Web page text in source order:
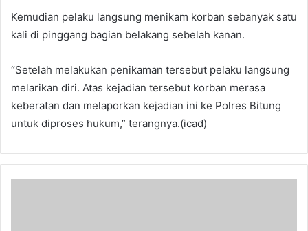
Kemudian pelaku langsung menikam korban sebanyak satu
kali di pinggang bagian belakang sebelah kanan.
“Setelah melakukan penikaman tersebut pelaku langsung
melarikan diri. Atas kejadian tersebut korban merasa
keberatan dan melaporkan kejadian ini ke Polres Bitung
untuk diproses hukum,” terangnya.(icad)